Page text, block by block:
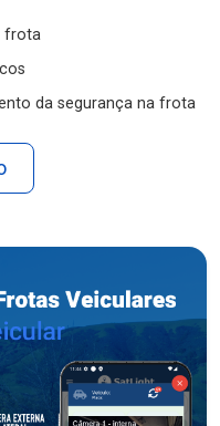
frota
da segurança na frota